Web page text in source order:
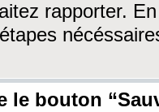
rapporter.
le bouton